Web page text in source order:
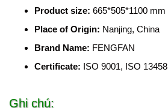
Product size: 665*505*1100 mm
Place of Origin: Nanjing, China
Brand Name: FENGFAN
Certificate: ISO 9001, ISO 13458
Ghi chú: